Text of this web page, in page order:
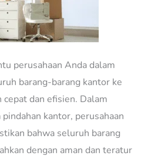
perusahaan Anda dalam
barang-barang kantor ke
cepat dan efisien. Dalam
kantor, perusahaan
bahwa seluruh barang
dengan aman dan teratur